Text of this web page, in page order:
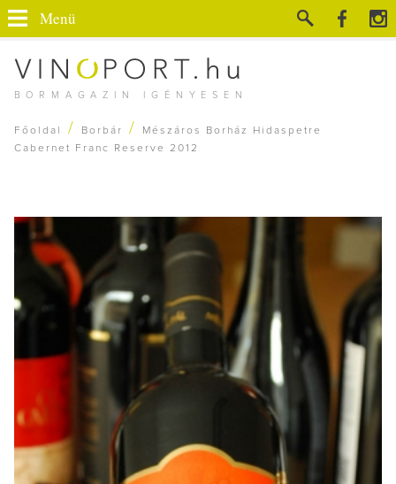
BORMAGAZIN IGÉNYESEN
Menü
Főoldal / Borbár /
Mészáros Borház Hidaspetre
Cabernet Franc Reserve 2012